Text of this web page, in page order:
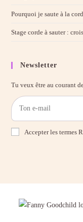
Pourquoi je saute à la
Stage corde à sauter :
Newsletter
Tu veux être au courant
Accepter les termes